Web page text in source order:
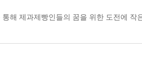
통해 제과제빵인들의 꿈을 위한 도전에 작